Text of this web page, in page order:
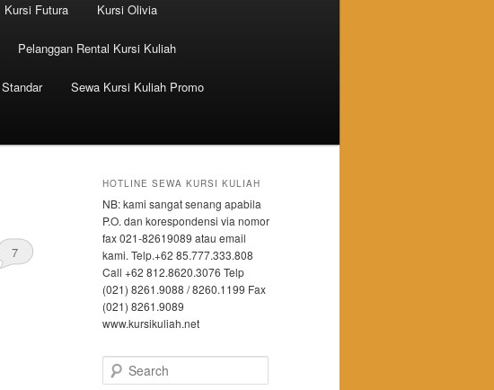
Kursi Futura Kursi Olivia
Pelanggan Rental Kursi Kuliah
Sewa Kursi Kuliah Promo
7
HOTLINE SEWA KURSI KULIAH
NB: kami sangat senang apabila
P.O. dan korespondensi via nomor
fax 021-82619089 atau email
kami. Telp.+62 85.777.333.808
Call +62 812.8620.3076 Telp
(021) 8261.9088 / 8260.1199 Fax
(021) 8261.9089
www.kursikuliah.net
Search